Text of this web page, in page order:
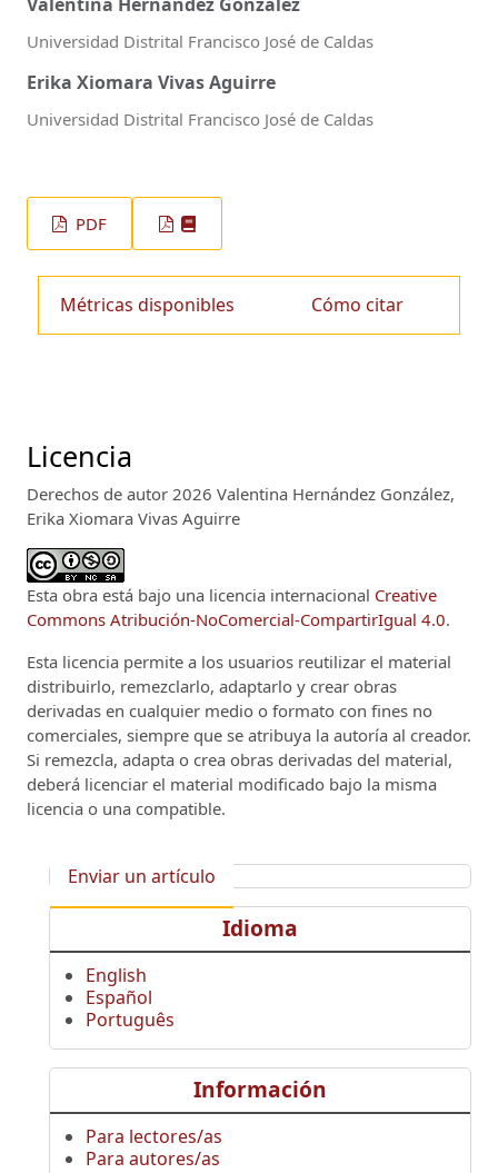
Universidad Distrital Francisco José de Caldas
Erika Xiomara Vivas Aguirre
Universidad Distrital Francisco José de Caldas
PDF
Métricas disponibles Cómo citar
Licencia
Derechos de autor 2026 Valentina Hernández González,
Erika Xiomara Vivas Aguirre
Esta obra está bajo una licencia internacional Creative
Commons Atribución-NoComercial-CompartirIgual 4.0.
Esta licencia permite a los usuarios reutilizar el material
distribuirlo, remezclarlo, adaptarlo y crear obras
derivadas en cualquier medio o formato con fines no
comerciales, siempre que se atribuya la autoría al creador.
Si remezcla, adapta o crea obras derivadas del material,
deberá licenciar el material modificado bajo la misma
licencia o una compatible.
Enviar un artículo
Idioma
English
Español
Português
Información
Para lectores/as
Para autores/as